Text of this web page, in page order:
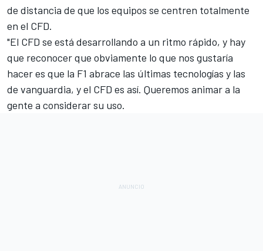
de distancia de que los equipos se centren totalmente
en el CFD.
"El CFD se está desarrollando a un ritmo rápido, y hay
que reconocer que obviamente lo que nos gustaría
hacer es que la F1 abrace las últimas tecnologías y las
de vanguardia, y el CFD es así. Queremos animar a la
gente a considerar su uso.